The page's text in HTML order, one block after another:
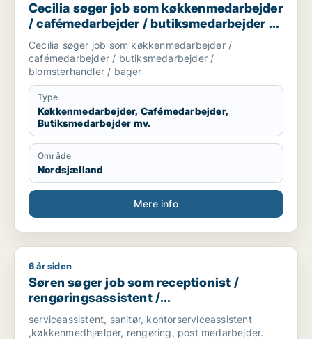
Cecilia søger job som køkkenmedarbejder
/ cafémedarbejder / butiksmedarbejder /
blomsterhandler / bager
Cecilia søger job som køkkenmedarbejder /
cafémedarbejder / butiksmedarbejder /
blomsterhandler / bager
Type
Køkkenmedarbejder, Cafémedarbejder,
Butiksmedarbejder mv.
Område
Nordsjælland
Mere info
Søren søger job som receptionist / rengøringsassistent /
6 år siden
Søren søger job som receptionist /
rengøringsassistent /
ejendomsfunktionær / bud /
køkkenmedarbejder
serviceassistent, sanitør, kontorserviceassistent
,køkkenmedhjælper, rengøring, post medarbejder.